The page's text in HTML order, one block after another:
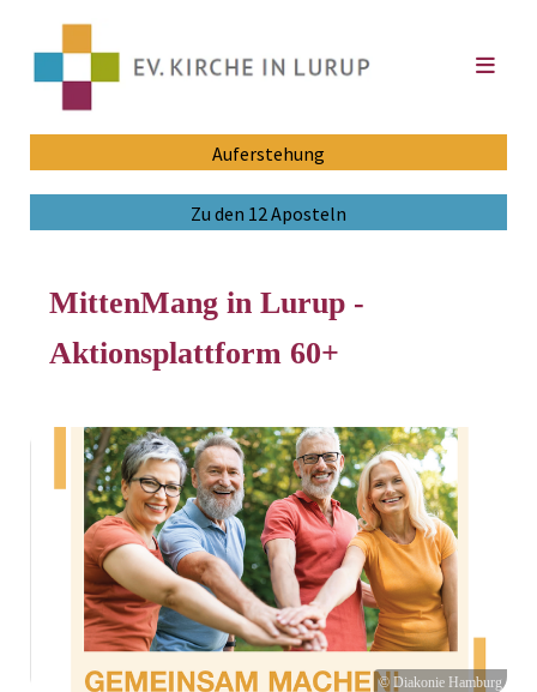
Auferstehung
Zu den 12 Aposteln
MittenMang in Lurup -
Aktionsplattform 60+
© Diakonie Hamburg